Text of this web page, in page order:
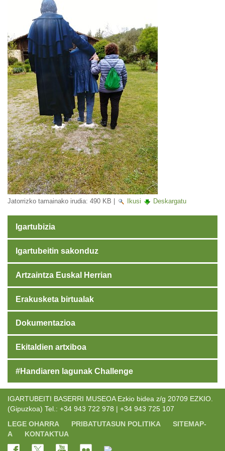
Jatorrizko tamainako irudia: 490 KB Ikusi Deskargatu
Igartubizia
Igartubeitin sakonduz
Artzaintza Euskal Herrian
Erakusketa birtualak
Dokumentazioa
Ekitaldien artxiboa
#Handiaren lagunak Challenge
IGARTUBEITI BASERRI MUSEOA Ezkio bidea z/g 20709 EZKIO.
(Gipuzkoa) Tel.: +34 943 722 978 | +34 943 725 107
LEGE OHARRA
PRIBATUTASUN POLITIKA
SITEMAP-
A
KONTAKTUA